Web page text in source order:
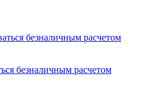
безналичным расчетом